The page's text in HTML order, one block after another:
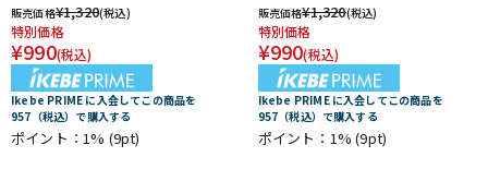
販売価格¥1,320(税込)
特別価格
¥990(税込)
Ikebe PRIME に入会してこの商品を
957（税込）で購入する
ポイント：1% (9pt)
販売価格¥1,320(税込)
特別価格
¥990(税込)
Ikebe PRIME に入会してこの商品を
957（税込）で購入する
ポイント：1%(9pt)